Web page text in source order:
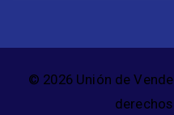
© 2026 Unión de